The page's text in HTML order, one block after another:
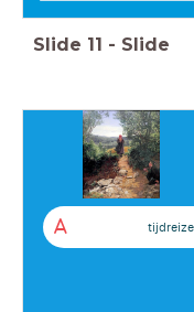
Slide 11 - Slide
A